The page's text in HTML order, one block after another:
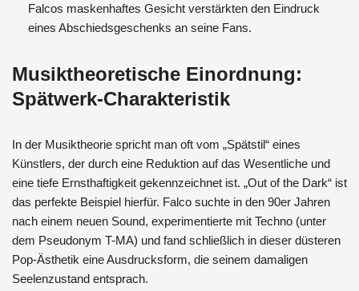
Falcos maskenhaftes Gesicht verstärkten den Eindruck
eines Abschiedsgeschenks an seine Fans.
Musiktheoretische Einordnung:
Spätwerk-Charakteristik
In der Musiktheorie spricht man oft vom „Spätstil“ eines
Künstlers, der durch eine Reduktion auf das Wesentliche und
eine tiefe Ernsthaftigkeit gekennzeichnet ist. „Out of the Dark“ ist
das perfekte Beispiel hierfür. Falco suchte in den 90er Jahren
nach einem neuen Sound, experimentierte mit Techno (unter
dem Pseudonym T-MA) und fand schließlich in dieser düsteren
Pop-Ästhetik eine Ausdrucksform, die seinem damaligen
Seelenzustand entsprach.